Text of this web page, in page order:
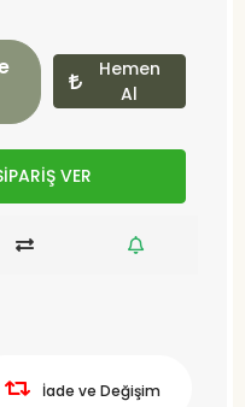
Hemen
Al
VER
İade ve Değişim